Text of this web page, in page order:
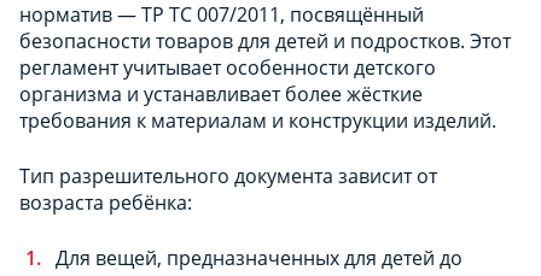
норматив — ТР ТС 007/2011, посвящённый
безопасности товаров для детей и подростков. Этот
регламент учитывает особенности детского
организма и устанавливает более жёсткие
требования к материалам и конструкции изделий.
Тип разрешительного документа зависит от
возраста ребёнка:
Для вещей, предназначенных для детей до